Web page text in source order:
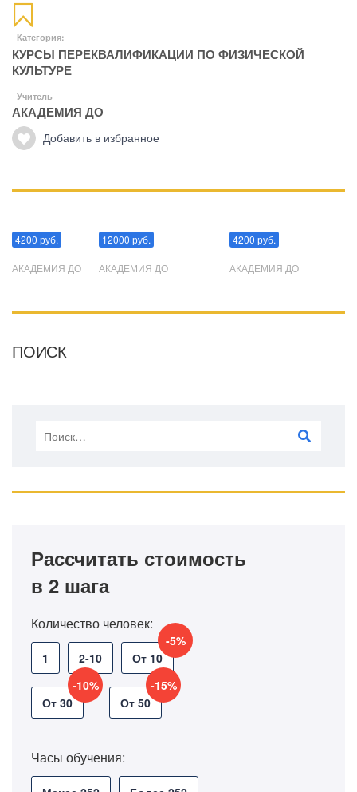
Категория:
КУРСЫ ПЕРЕКВАЛИФИКАЦИИ ПО ФИЗИЧЕСКОЙ
КУЛЬТУРЕ
Учитель
АКАДЕМИЯ ДО
Добавить в избранное
4200 руб.
АКАДЕМИЯ ДО
12000 руб.
АКАДЕМИЯ ДО
4200 руб.
АКАДЕМИЯ ДО
ПОИСК
Рассчитать стоимость
в 2 шага
Количество человек:
1 2-10 От 10
-5%
От 30
-10%
От 50
-15%
Часы обучения: